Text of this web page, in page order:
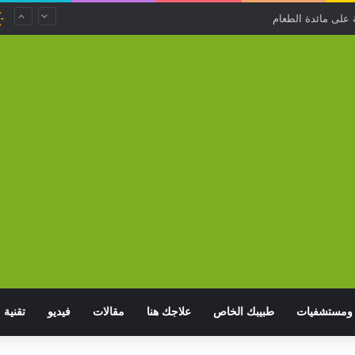
على مائدة الطعام
طبيبك الخاص علاجك هنا مقالات فيديو تقنية